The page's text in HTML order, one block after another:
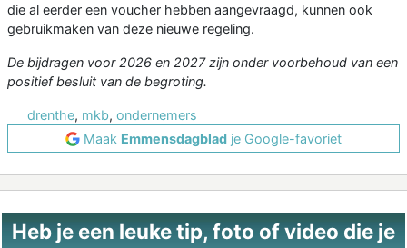
die al eerder een voucher hebben aangevraagd, kunnen ook
gebruikmaken van deze nieuwe regeling.
De bijdragen voor 2026 en 2027 zijn onder voorbehoud van een
positief besluit van de begroting.
drenthe, mkb, ondernemers
Maak Emmensdagblad je Google-favoriet
Heb je een leuke tip, foto of video die je